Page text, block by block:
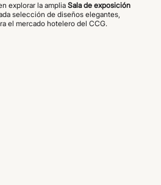
explorar la amplia Sala de exposición
selección de diseños elegantes,
el mercado hotelero del CCG.